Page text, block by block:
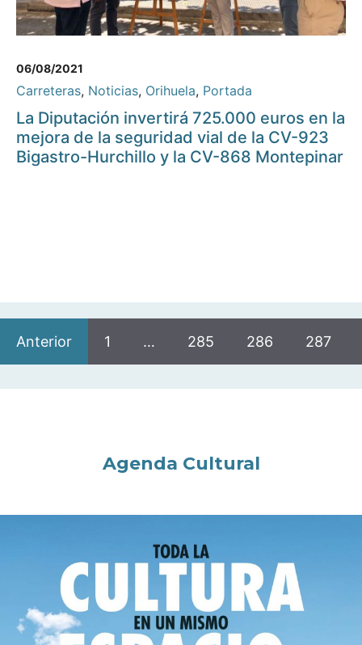
06/08/2021
Carreteras, Noticias, Orihuela, Portada
La Diputación invertirá 725.000 euros en la
mejora de la seguridad vial de la CV-923
Bigastro-Hurchillo y la CV-868 Montepinar
Anterior 1 … 285 286 287
Agenda Cultural